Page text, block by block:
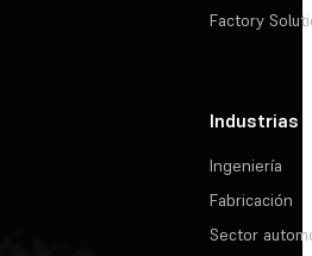
Factory
Industrias
Ingeniería
Fabricación
Sector